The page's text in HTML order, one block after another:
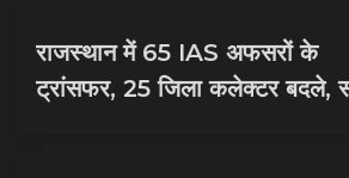
राजस्थान में 65 IAS अफसरों के
ट्रांसफर, 25 जिला कलेक्टर बदले,